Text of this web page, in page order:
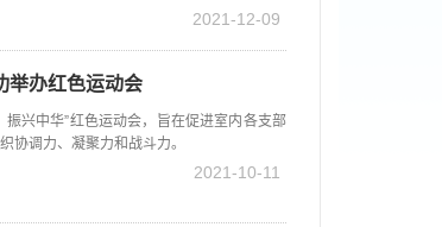
2021-12-09
举办红色运动会
兴中华”红色运动会，旨在促进室内各支部
协调力、凝聚力和战斗力。
2021-10-11